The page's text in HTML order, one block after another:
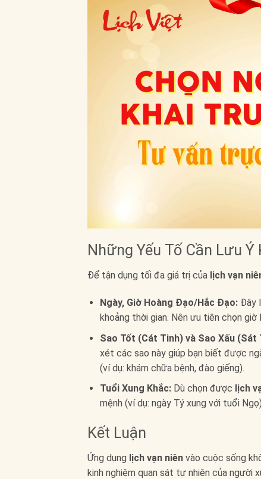
Những Yếu Tố Cần Lưu
Để tận dụng tối đa giá trị của lịch vạn
Ngày, Giờ Hoàng Đạo/Hắc Đạo:Đây
khoảng thời gian. Nên ưu tiên chọn
Sao Tốt (Cát Tinh) và Sao Xấu (Sát
xét các sao này giúp bạn biết được
(ví dụ: khám chữa bệnh, đào giếng).
Tuổi Xung Khắc:Dù chọn được lịch
mệnh (ví dụ: ngày Tý xung với tuổi
Kết Luận
Ứng dụng lịch vạn niên vào cuộc sống
kinh nghiệm quan sát tự nhiên của người